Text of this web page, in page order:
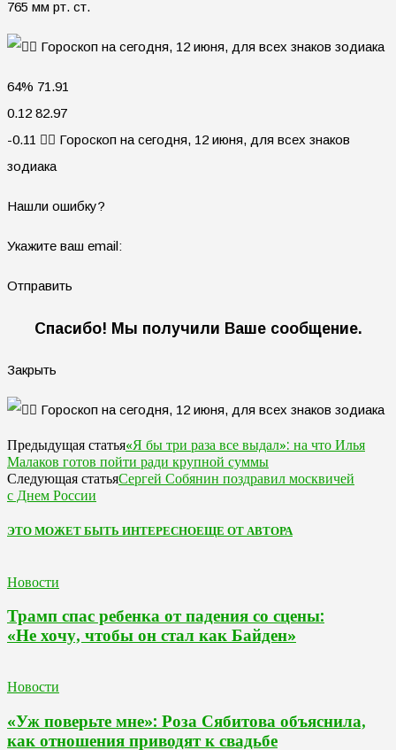
765 мм рт. ст.
64% 71.91
0.12 82.97
-0.11 🧙‍♀ Гороскоп на сегодня, 12 июня, для всех знаков
зодиака
Нашли ошибку?
Укажите ваш email:
Отправить
Спасибо! Мы получили Ваше сообщение.
Закрыть
Предыдущая статья«Я бы три раза все выдал»: на что Илья
Малаков готов пойти ради крупной суммы
Следующая статьяСергей Собянин поздравил москвичей
с Днем России
ЭТО МОЖЕТ БЫТЬ ИНТЕРЕСНОЕЩЕ ОТ АВТОРА
Новости
Трамп спас ребенка от падения со сцены:
«Не хочу, чтобы он стал как Байден»
Новости
«Уж поверьте мне»: Роза Сябитова объяснила,
как отношения приводят к свадьбе